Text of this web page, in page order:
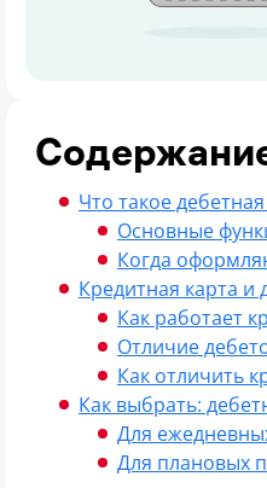
Что такое
Основные
Когда
Кредитная карта
Как работает
Отличие
Как отличить
Как выбрать:
Для
Для плановых